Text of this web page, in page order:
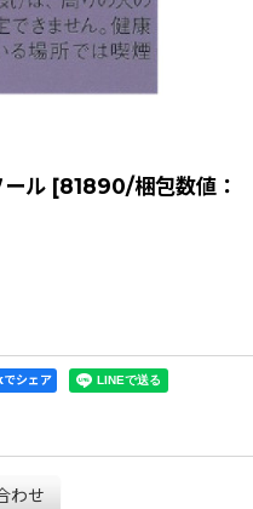
ール [81890/梱包数値：
シェア
わせ